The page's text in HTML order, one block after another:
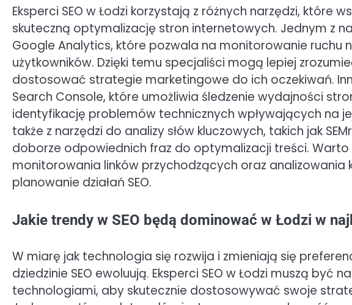
Eksperci SEO w Łodzi korzystają z różnych narzędzi, które
skuteczną optymalizację stron internetowych. Jednym z
Google Analytics, które pozwala na monitorowanie ruchu
użytkowników. Dzięki temu specjaliści mogą lepiej
dostosować strategie marketingowe do ich oczekiwań.
Search Console, które umożliwia śledzenie wydajności
identyfikację problemów technicznych wpływających na
także z narzędzi do analizy słów kluczowych, takich jak
doborze odpowiednich fraz do optymalizacji treści.
monitorowania linków przychodzących oraz analizowania
planowanie działań SEO.
Jakie trendy w SEO będą dominować w Łodzi w
W miarę jak technologia się rozwija i zmieniają się
dziedzinie SEO ewoluują. Eksperci SEO w Łodzi muszą być
technologiami, aby skutecznie dostosowywać swoje